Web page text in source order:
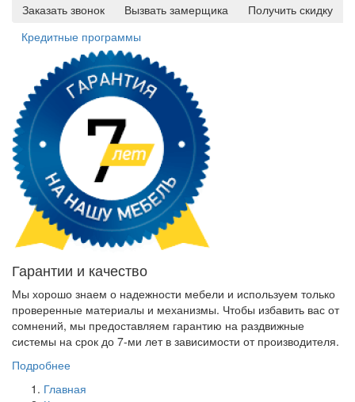
Заказать звонок
Вызвать замерщика
Получить скидку
Кредитные программы
Гарантии и качество
Мы хорошо знаем о надежности мебели и используем только
проверенные материалы и механизмы. Чтобы избавить вас от
сомнений, мы предоставляем гарантию на раздвижные
системы на срок до 7-ми лет в зависимости от производителя.
Подробнее
Главная